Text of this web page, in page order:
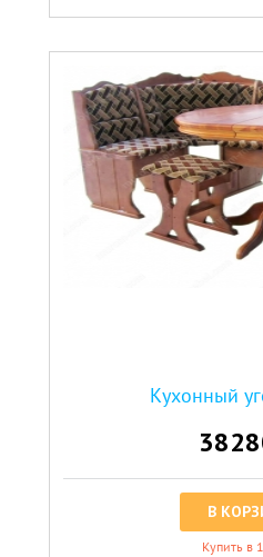
Кухонный
В
Купить в